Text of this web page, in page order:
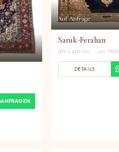
ANFRAGEN
Auf Anfrage
Saruk-Ferahan
419 x 409 cm · um 1900
DETAILS